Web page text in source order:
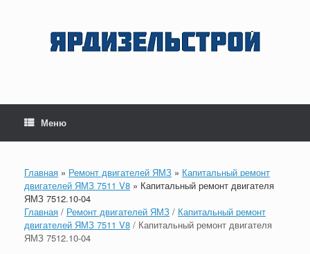
содержанию
Меню
Главная » Ремонт двигателей ЯМЗ » Капитальный ремонт
двигателей ЯМЗ 7511 V8 » Капитальный ремонт двигателя
ЯМЗ 7512.10-04
Главная / Ремонт двигателей ЯМЗ / Капитальный ремонт
двигателей ЯМЗ 7511 V8 / Капитальный ремонт двигателя
ЯМЗ 7512.10-04